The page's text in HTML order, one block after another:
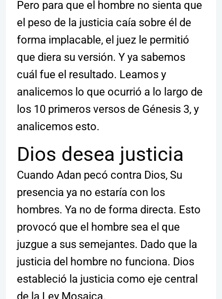
Pero para que el hombre no sienta que
el peso de la justicia caía sobre él de
forma implacable, el juez le permitió
que diera su versión. Y ya sabemos
cuál fue el resultado. Leamos y
analicemos lo que ocurrió a lo largo de
los 10 primeros versos de Génesis 3, y
analicemos esto.
Dios desea justicia
Cuando Adan pecó contra Dios, Su
presencia ya no estaría con los
hombres. Ya no de forma directa. Esto
provocó que el hombre sea el que
juzgue a sus semejantes. Dado que la
justicia del hombre no funciona. Dios
estableció la justicia como eje central
de la Ley Mosaica.